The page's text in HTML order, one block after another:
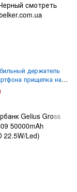
держатель
прищепка на
Joyroom Car
ZA377